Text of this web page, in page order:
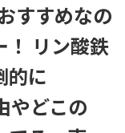
すすめなの
！ リン酸鉄
的に
やどこの